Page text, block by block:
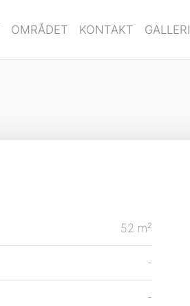
OMRÅDET KONTAKT GALLERI
52 m²
-
-